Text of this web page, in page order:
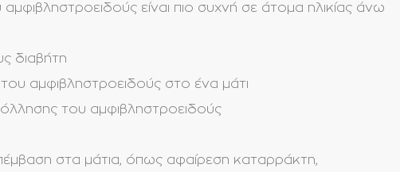
είναι πιο συχνή σε άτομα ηλικίας άνω
διαβήτη
αμφιβληστροειδούς στο ένα μάτι
του αμφιβληστροειδούς
στα μάτια, όπως αφαίρεση καταρράκτη,